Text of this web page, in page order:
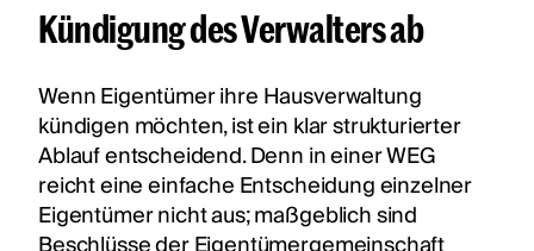
Kündigung des Verwalters ab
Wenn Eigentümer ihre Hausverwaltung
kündigen möchten, ist ein klar strukturierter
Ablauf entscheidend. Denn in einer WEG
reicht eine einfache Entscheidung einzelner
Eigentümer nicht aus; maßgeblich sind